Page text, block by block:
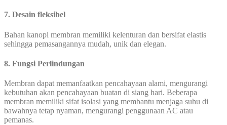
7. Desain fleksibel
Bahan kanopi membran memiliki kelenturan dan bersifat elastis
sehingga pemasangannya mudah, unik dan elegan.
8. Fungsi Perlindungan
Membran dapat memanfaatkan pencahayaan alami, mengurangi
kebutuhan akan pencahayaan buatan di siang hari. Beberapa
membran memiliki sifat isolasi yang membantu menjaga suhu di
bawahnya tetap nyaman, mengurangi penggunaan AC atau
pemanas.